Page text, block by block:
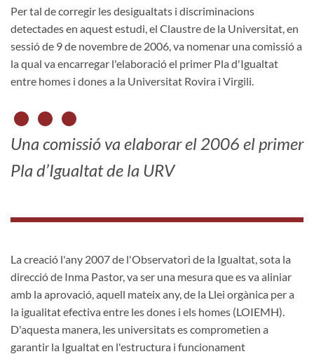
Per tal de corregir les desigualtats i discriminacions
detectades en aquest estudi, el Claustre de la Universitat, en
sessió de 9 de novembre de 2006, va nomenar una comissió a
la qual va encarregar l'elaboració el primer Pla d'Igualtat
entre homes i dones a la Universitat Rovira i Virgili.
Una comissió va elaborar el 2006 el primer
Pla d’Igualtat de la URV
La creació l'any 2007 de l'Observatori de la Igualtat, sota la
direcció de Inma Pastor, va ser una mesura que es va aliniar
amb la aprovació, aquell mateix any, de la Llei orgànica per a
la igualitat efectiva entre les dones i els homes (LOIEMH).
D'aquesta manera, les universitats es comprometien a
garantir la Igualtat en l'estructura i funcionament